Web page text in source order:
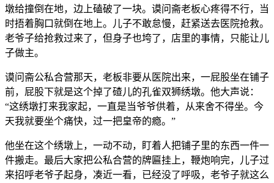
墩给撞倒在地，边上磕破了一块。谟问斋老板心疼得不行，当
时捂着胸口就倒在地上。儿子不敢怠慢，赶紧送去医院抢救。
老爷子给抢救过来了，但身子也垮了，店里的事情，只能让儿
子做主。
谟问斋公私合营那天，老板非要从医院出来，一屁股坐在铺子
前，屁股下就是这个掉了碴儿的孔雀双狮绣墩。他大声说：
“这绣墩打来我家起，一直是当爷爷供着，从来舍不得坐。今
天我就要坐个痛快，过一把皇帝的瘾。”
他坐在这个绣墩上，一动不动，盯着人把铺子里的东西一件一
件搬走。最后大家把公私合营的牌匾挂上，鞭炮响完，儿子过
来招呼老爷子起身，凑近一看，已经没了呼吸，老爷子就这么